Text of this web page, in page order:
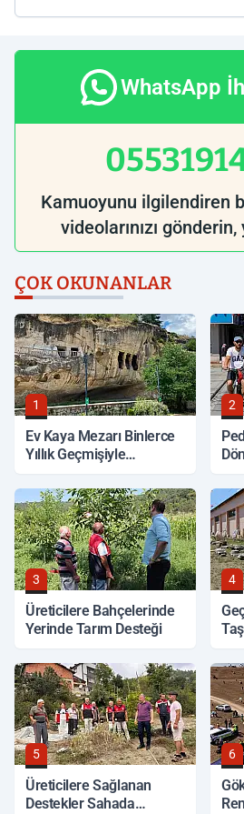
WhatsApp
Kamuoyunu ilgilendiren
videolarınızı gönderin,
ÇOK OKUNANLAR
1
Ev Kaya Mezarı Binlerce
Yıllık Geçmişiyle
2
3
Üreticilere Bahçelerinde
Yerinde Tarım Desteği
4
5
Üreticilere Sağlanan
Destekler Sahada
6